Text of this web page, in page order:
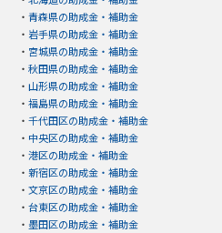
・ 青森県の助成金・補助金
・ 岩手県の助成金・補助金
・ 宮城県の助成金・補助金
・ 秋田県の助成金・補助金
・ 山形県の助成金・補助金
・ 福島県の助成金・補助金
・ 千代田区の助成金・補助金
・ 中央区の助成金・補助金
・ 港区の助成金・補助金
・ 新宿区の助成金・補助金
・ 文京区の助成金・補助金
・ 台東区の助成金・補助金
・ 墨田区の助成金・補助金